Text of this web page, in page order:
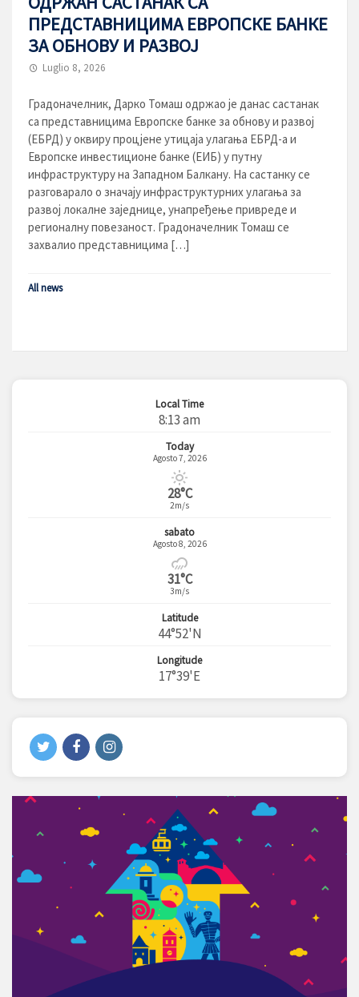
ПРЕДСТАВНИЦИМА ЕВРОПСКЕ БАНКЕ
ЗА ОБНОВУ И РАЗВОЈ
Luglio 8, 2026
Градоначелник, Дарко Томаш одржао је данас састанак
са представницима Европске банке за обнову и развој
(ЕБРД) у оквиру процјене утицаја улагања ЕБРД-а и
Европске инвестиционе банке (ЕИБ) у путну
инфраструктуру на Западном Балкану. На састанку се
разговарало о значају инфраструктурних улагања за
развој локалне заједнице, унапређење привреде и
регионалну повезаност. Градоначелник Томаш се
захвалио представницима […]
All news
Local Time
8:13 am
Today
Agosto 7, 2026
28°C
2m/s
sabato
Agosto 8, 2026
31°C
3m/s
Latitude
44°52'N
Longitude
17°39'E